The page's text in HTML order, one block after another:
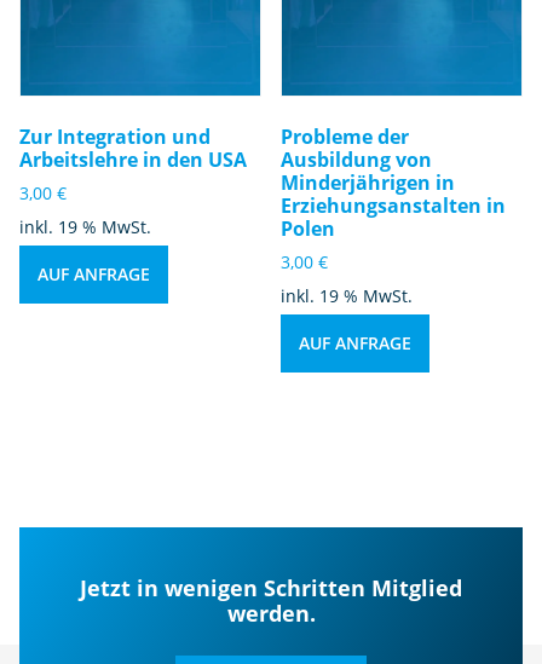
Zur Integration und
Arbeitslehre in den USA
3,00 €
inkl. 19 % MwSt.
AUF ANFRAGE
Probleme der
Ausbildung von
Minderjährigen in
Erziehungsanstalten in
Polen
3,00€
inkl. 19 % MwSt.
AUF ANFRAGE
Jetzt in wenigen Schritten Mitglied
werden.